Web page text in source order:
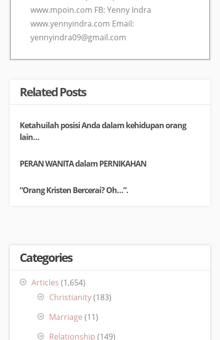
www.mpoin.com FB: Yenny Indra
www.yennyindra.com Email:
yennyindra09@gmail.com
Related Posts
Ketahuilah posisi Anda dalam kehidupan orang
lain…
PERAN WANITA dalam PERNIKAHAN
“Orang Kristen Bercerai? Oh…”.
Categories
Articles (1,654)
Christianity(183)
Marriage (11)
Relationship (149)